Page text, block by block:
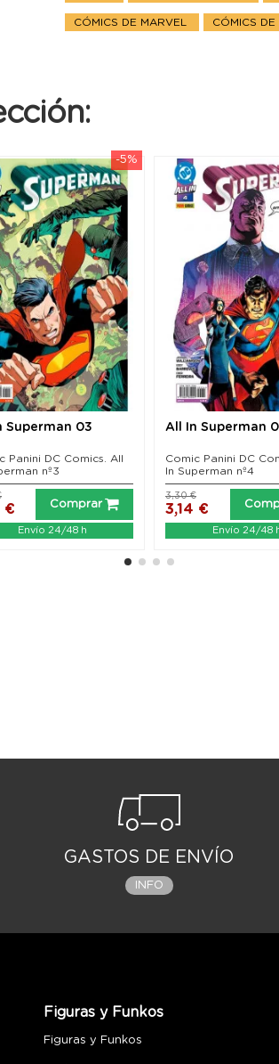
CÓMICS DE MARVEL CÓMICS DE
-5%
Superman 03
Panini DC Comics. All
nº3
€ Comprar
Envío 24/48 h
All In Superman
Comic Panini DC
In Superman nº4
3,14 €
3,30 €
Envío 24/48
GASTOS DE ENVÍO
INFO
Figuras y Funkos
Figuras y Funkos